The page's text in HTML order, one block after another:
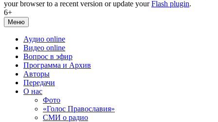
your browser to a recent version or update yourFlash plugin.
6+
Меню
Аудио online
Видео online
Вопрос в эфир
Программа и Архив
Авторы
Передачи
О нас
Фото
«Голос Православия»
СМИ о радио